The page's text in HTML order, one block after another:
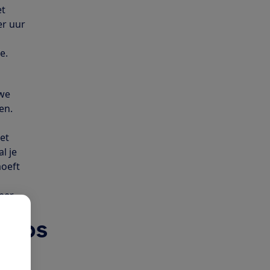
uur
je
in